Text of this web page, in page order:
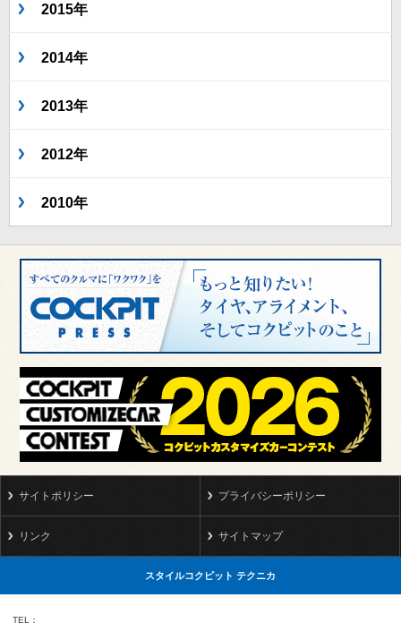
2015年
2014年
2013年
2012年
2010年
サイトポリシー プライバシーポリシー
リンク サイトマップ
スタイルコクピット テクニカ
TEL